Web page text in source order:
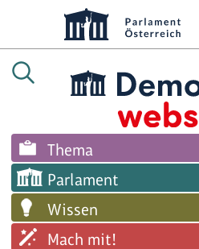
Thema
Parlament
Wissen
Mach mit!